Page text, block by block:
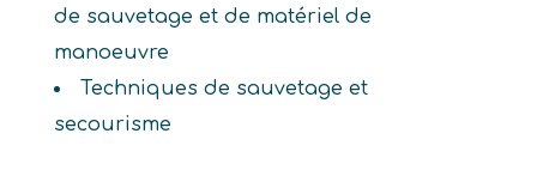
de sauvetage et de matériel de
manoeuvre
Techniques de sauvetage et
secourisme